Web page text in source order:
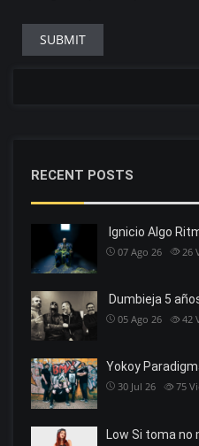
RECENT POSTS
Ignicio Algo
07 Ago 26 26
Dumbieja 5
05 Ago 26 42
Yokoy
30 Jul 26 75
Low Si toma no